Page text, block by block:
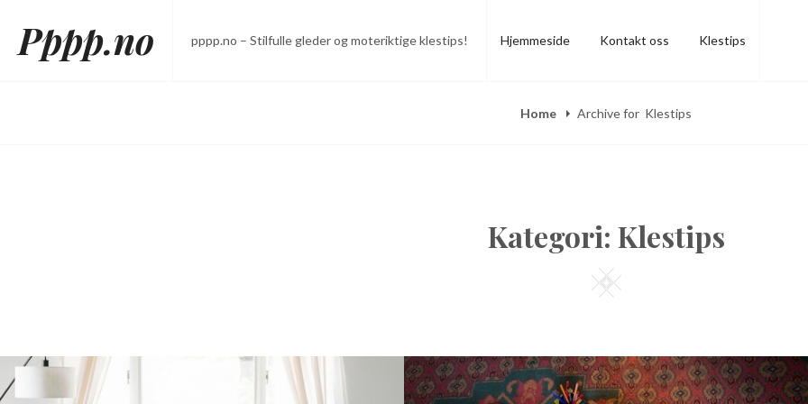
content
Pppp.no pppp.no – Stilfulle gleder og moteriktige klestips! Hjemmeside Kontakt oss Klestips
Home Archive for Klestips
Kategori: Klestips
Square